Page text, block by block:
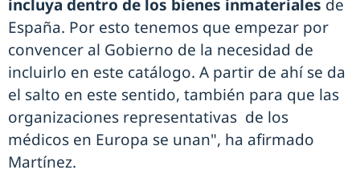
incluya dentro de los bienes inmateriales de
España. Por esto tenemos que empezar por
convencer al Gobierno de la necesidad de
incluirlo en este catálogo. A partir de ahí se da
el salto en este sentido, también para que las
organizaciones representativas de los
médicos en Europa se unan", ha afirmado
Martínez.